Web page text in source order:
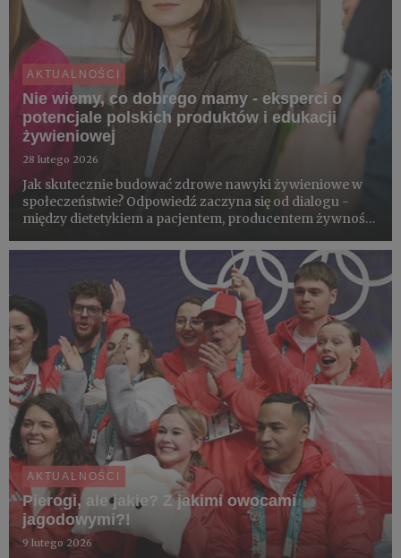
AKTUALNOŚCI
Nie wiemy, co dobrego mamy - eksperci o
potencjale polskich produktów i edukacji
żywieniowej
28 lutego 2026
Jak skutecznie budować zdrowe nawyki żywieniowe w
społeczeństwie? Odpowiedź zaczyna się od dialogu -
między dietetykiem a pacjentem, producentem żywności
codziennych wyborów. Podczas debaty z udziałem
dietetyków, edukatorów i...
AKTUALNOŚCI
Pierogi, ale jakie? Z jakimi owocami
jagodowymi?!
9 lutego 2026